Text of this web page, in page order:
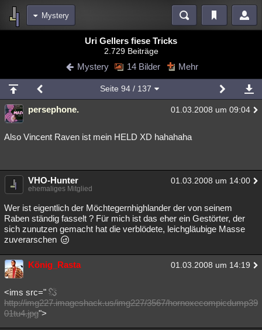
Mystery
Blogs Videos
Chat Wiki Neuigkeiten
meine Rubriken
Menschen Wissenschaft Mystery Kriminalfälle
Spiritualität Verschwörungen Technologie
weitere Rubriken
Philosophie Träume
Astronomie Helpdesk Gruppen Gaming Filme
Musik Clash
Übersichten
Besucht
Lesenswert Schlüsselwörter
Uri Gellers fiese Tricks
2.729 Beiträge
Mystery 14 Bilder Mehr
Seite 94/ 137
persephone. 01.03.2008 um 09:04
Also Vincent Raven ist mein HELD XD hahahaha
VHO-Hunter 01.03.2008 um 14:00
ehemaliges Mitglied
Wer ist eigentlich der Möchtegernhighlander der von seinem
Raben ständig fasselt ? Für mich ist das eher ein Gestörter, der
sich zunutzen gemacht hat die verblödete, leichgläubige Masse
zuverarschen
König_Rasta 01.03.2008 um 14:19
<ims src="
http://img227.imageshack.us/img227/3567/hornoxecompicdump39
01tu4.jpg">